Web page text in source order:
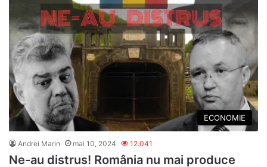
ECONOMIE
Andrei Marin mai 10, 2024 12.041
Ne-au distrus! România nu mai produce